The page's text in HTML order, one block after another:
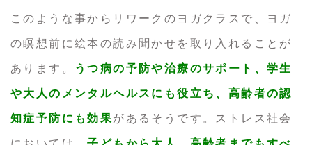
このような事からリワークのヨガクラスで、ヨガ
の瞑想前に絵本の読み聞かせを取り入れることが
あります。 うつ病の予防や治療のサポート、学生
や大人のメンタルヘルスにも役立ち、高齢者の認
知症予防にも効果があるそうです。ストレス社会